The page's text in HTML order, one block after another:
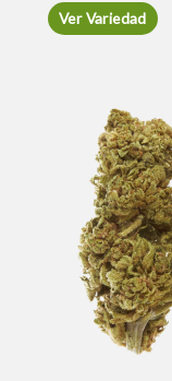
Ver Variedad